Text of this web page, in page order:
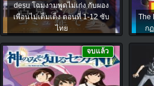
desu โฉมงามพูดไม่เก่ง กับผอง
เพื่อนไม่เต็มเต็ง ตอนที่ 1-12 ซับ
ไทย
The
ก
จบแล้ว